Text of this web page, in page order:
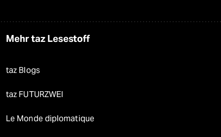
Mehr taz Lesestoff
taz Blogs
taz FUTURZWEI
Le Monde diplomatique